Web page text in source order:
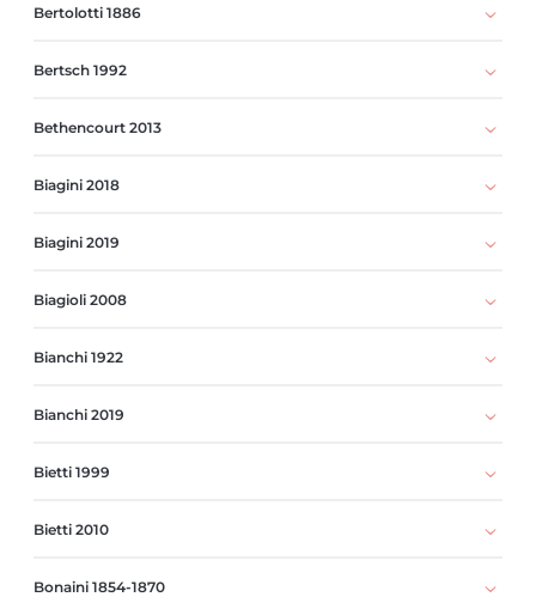
Bertolotti 1886
Bertsch 1992
Bethencourt 2013
Biagini 2018
Biagini 2019
Biagioli 2008
Bianchi 1922
Bianchi 2019
Bietti 1999
Bietti 2010
Bonaini 1854-1870